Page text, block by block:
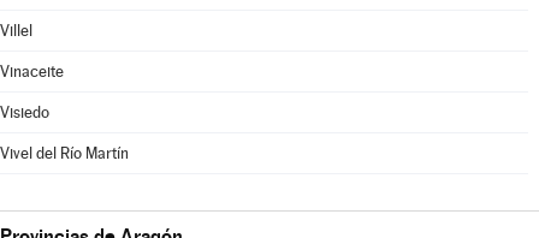
Villel
Vinaceite
Visiedo
Vivel del Río Martín